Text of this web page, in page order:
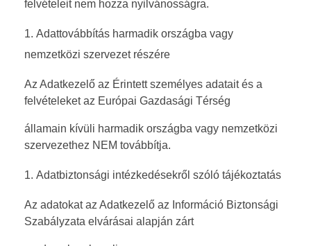
felvételeit nem hozza nyilvánosságra.
Adattovábbítás harmadik országba vagy
nemzetközi szervezet részére
Az Adatkezelő az Érintett személyes adatait és a
felvételeket az Európai Gazdasági Térség
államain kívüli harmadik országba vagy nemzetközi
szervezethez NEM továbbítja.
Adatbiztonsági intézkedésekről szóló tájékoztatás
Az adatokat az Adatkezelő az Információ Biztonsági
Szabályzata elvárásai alapján zárt